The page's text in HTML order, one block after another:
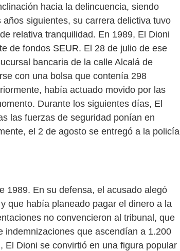
hacia la delincuencia, siendo
siguientes, su carrera delictiva tuvo
relativa tranquilidad. En 1989, El Dioni
de fondos SEUR. El 28 de julio de ese
bancaria de la calle Alcalá de
con una bolsa que contenía 298
había actuado movido por las
Durante los siguientes días, El
las fuerzas de seguridad ponían en
el 2 de agosto se entregó a la policía
1989. En su defensa, el acusado alegó
que había planeado pagar el dinero a la
no convencieron al tribunal, que
indemnizaciones que ascendían a 1.200
El Dioni se convirtió en una figura popular